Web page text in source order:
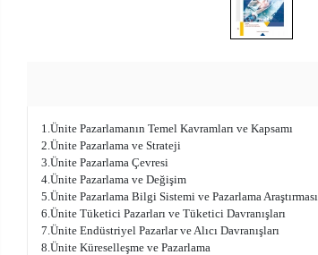
1.Ünite Pazarlamanın Temel Kavramları ve Kapsamı
2.Ünite Pazarlama ve Strateji
3.Ünite Pazarlama Çevresi
4.Ünite Pazarlama ve Değişim
5.Ünite Pazarlama Bilgi Sistemi ve Pazarlama Araştırması
6.Ünite Tüketici Pazarları ve Tüketici Davranışları
7.Ünite Endüstriyel Pazarlar ve Alıcı Davranışları
8.Ünite Küreselleşme ve Pazarlama